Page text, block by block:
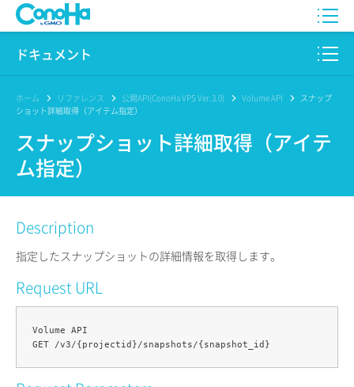
WING
AI Canvas
サービス一覧
サポート
ドキュメント
このサイトについて
プロダクト
リファレンス
ホーム リファレンス 公開API(ConoHa VPS Ver.3.0) Volume API
スナップ
ショット詳細取得（アイテム指定）
スナップショット詳細取得（アイテ
ム指定）
Description
指定したスナップショットの詳細情報を取得します。
Request URL
Volume API